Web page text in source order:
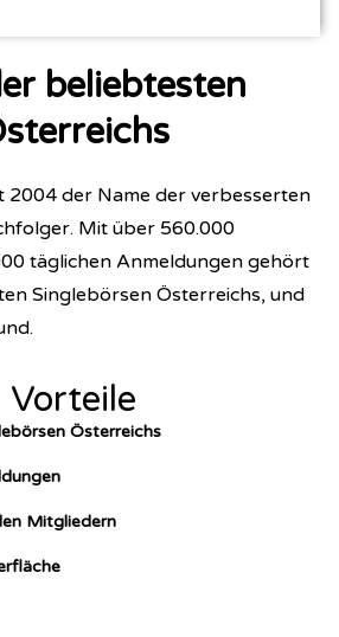
beliebtesten
2004 der Name der verbesserten
Mit über 560.000
täglichen Anmeldungen gehört
Singlebörsen Österreichs, und
Vorteile
Österreichs
Mitgliedern